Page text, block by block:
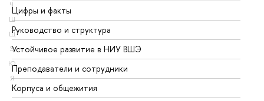
Ч
Ш
Щ
Э
Ю
Я
Цифры и факты
Руководство и структура
Устойчивое развитие в НИУ ВШЭ
Преподаватели и сотрудники
Корпуса и общежития